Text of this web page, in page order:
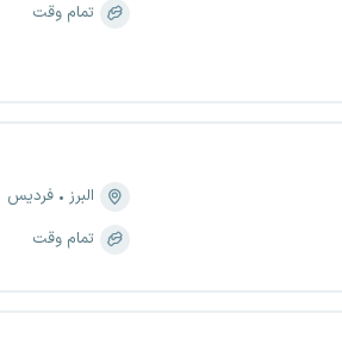
تمام وقت
البرز
فردیس
تمام وقت